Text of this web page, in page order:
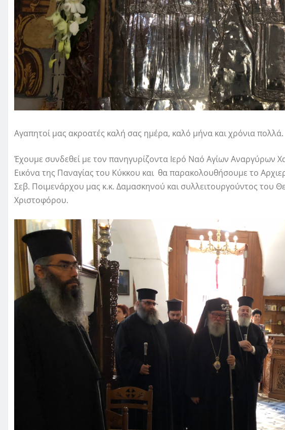
Αγαπητοί μας ακροατές καλή σας ημέρα, καλό μήνα και χρόνια πολλά.
Έχουμε συνδεθεί με τον πανηγυρίζοντα Ιερό Ναό Αγίων Αναργύρων
Εικόνα της Παναγίας του Κύκκου και θα παρακολουθήσουμε το
Σεβ. Ποιμενάρχου μας κ.κ. Δαμασκηνού και συλλειτουργούντος του
Χριστοφόρου.